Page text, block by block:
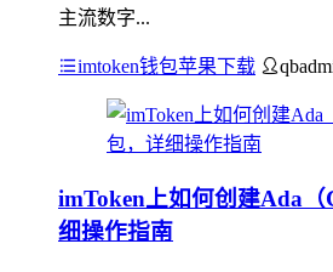
主流数字...
imtoken钱包苹果下载
imToken上如何创建Ada
细操作指南